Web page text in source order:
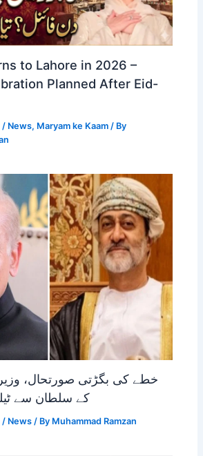
to Lahore in 2026 –
Planned After Eid-
/ News, Maryam ke Kaam / By
خطے کی بگڑتی صورتحال،
کے سلطان سے
/ News / By Muhammad Ramzan